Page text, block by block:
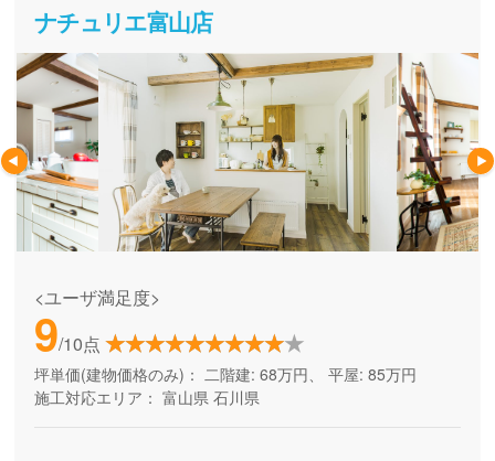
ナチュリエ富山店
<ユーザ満足度>
9/10点
坪単価(建物価格のみ)： 二階建: 68万円、 平屋: 85万円
施工対応エリア： 富山県 石川県